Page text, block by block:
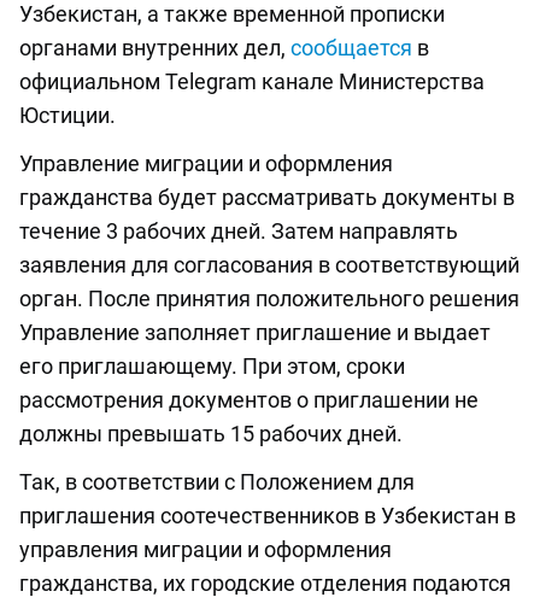
Узбекистан, а также временной прописки
органами внутренних дел, сообщается в
официальном Telegram канале Министерства
Юстиции.
Управление миграции и оформления
гражданства будет рассматривать документы в
течение 3 рабочих дней. Затем направлять
заявления для согласования в соответствующий
орган. После принятия положительного решения
Управление заполняет приглашение и выдает
его приглашающему. При этом, сроки
рассмотрения документов о приглашении не
должны превышать 15 рабочих дней.
Так, в соответствии с Положением для
приглашения соотечественников в Узбекистан в
управления миграции и оформления
гражданства, их городские отделения подаются